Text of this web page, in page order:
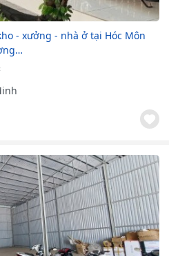
- xưởng - nhà ở tại Hóc Môn